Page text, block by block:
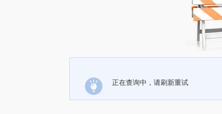
正在查询中，请刷新重试